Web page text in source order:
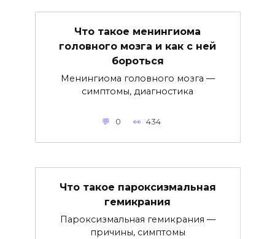
Что такое менингиома
головного мозга и как с ней
бороться
Менингиома головного мозга —
симптомы, диагностика
0 434
Что такое пароксизмальная
гемикрания
Пароксизмальная гемикрания —
причины, симптомы